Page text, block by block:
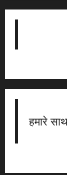
हमारे